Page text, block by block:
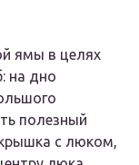
ямы в целях
на дно
полезный
с люком,